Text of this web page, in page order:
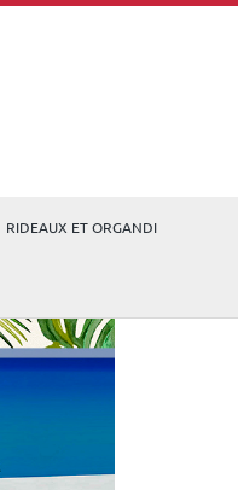
RIDEAUX ET ORGANDI